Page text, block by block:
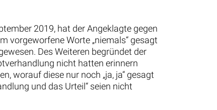
2019, hat der Angeklagte gegen
vorgeworfene Worte „niemals“ gesagt
Des Weiteren begründet der
nicht hatten erinnern
worauf diese nur noch „ja, ja“ gesagt
und das Urteil“ seien nicht